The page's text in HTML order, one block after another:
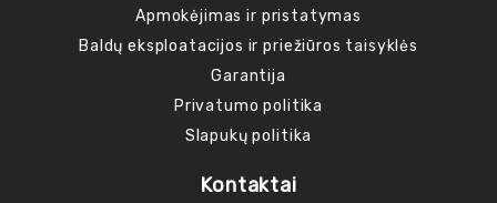
Apmokėjimas ir pristatymas
Baldų eksploatacijos ir priežiūros taisyklės
Garantija
Privatumo politika
Slapukų politika
Kontaktai